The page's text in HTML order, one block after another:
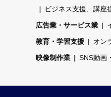
ビジネス支援、講座
広告業・サービス業
教育・学習支援 オン
映像制作業 SNS動画